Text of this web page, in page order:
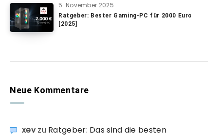
5. November 2025
Ratgeber: Bester Gaming-PC für 2000 Euro
[2025]
Neue Kommentare
xevzu Ratgeber: Das sind die besten